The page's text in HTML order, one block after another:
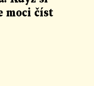
moci číst